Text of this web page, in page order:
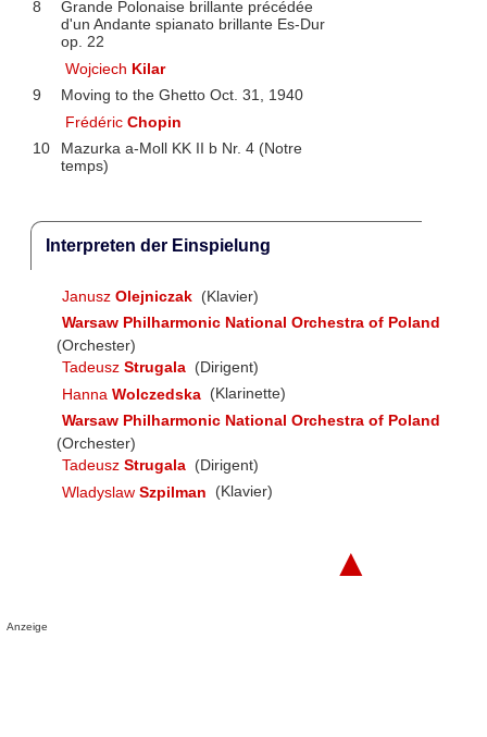
8
Grande Polonaise brillante précédée
d'un Andante spianato brillante Es-Dur
op. 22
Wojciech Kilar
9
Moving to the Ghetto Oct. 31, 1940
FrédéricChopin
10
Mazurka a-Moll KK II b Nr. 4 (Notre
temps)
Interpreten der Einspielung
Janusz Olejniczak (Klavier)
Warsaw Philharmonic National Orchestra of Poland
(Orchester)
Tadeusz Strugala (Dirigent)
Hanna Wolczedska (Klarinette)
Warsaw Philharmonic National Orchestra of Poland
(Orchester)
Tadeusz Strugala (Dirigent)
Wladyslaw Szpilman (Klavier)
▲
Anzeige